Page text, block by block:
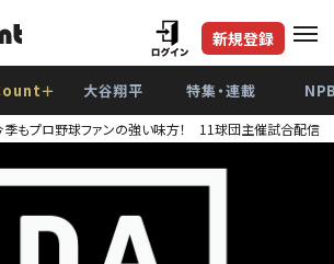
新規登録
＋ 大谷翔平 特集・連載
今季もプロ野球ファンの強い味方！ 11球団主催試合配信